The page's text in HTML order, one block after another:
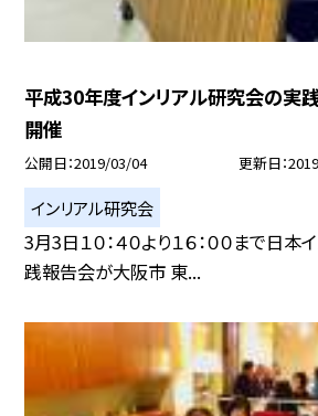
平成30年度インリアル研究会の実
開催
公開日 2019/03/04 更新日
インリアル研究会
3月3日１０：４０より１６：００まで日
践報告会が大阪市 東...